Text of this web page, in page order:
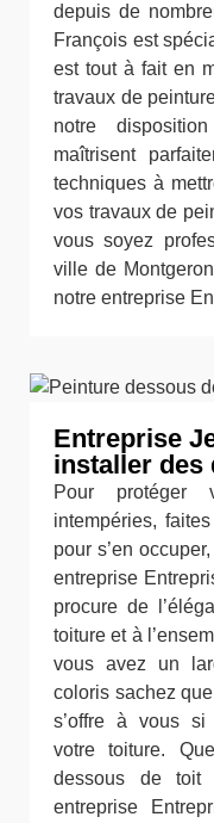
depuis de
François est
est tout à fait en
travaux de
notre
maîtrisent
techniques à
vos travaux de
vous soyez
ville de
notre entreprise
Entreprise
installer des
Pour protéger
intempéries,
pour s’en
entreprise
procure de
toiture et à
vous avez un
coloris sachez
s’offre à vous si
votre toiture.
dessous de
entreprise